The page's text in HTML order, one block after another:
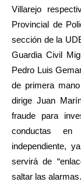
Villarejo
Provincial de
sección de la
Guardia Civil
Pedro Luis
de primera
dirige Juan
fraude para
conductas en
independiente,
servirá de
saltar las alarmas.